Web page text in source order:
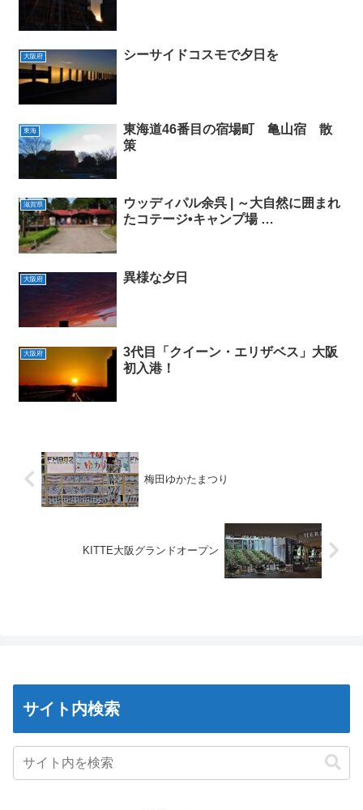
大阪府 シーサイドコスモで夕日を
東海
東海道46番目の宿場町 亀山宿 散
策
滋賀県
ウッディパル余呉 | ～大自然に囲まれ
たコテージ•キャンプ場 …
大阪府 異様な夕日
大阪府
3代目「クイーン・エリザベス」大阪
初入港！
梅田ゆかたまつり
KITTE大阪グランドオープン
サイト内検索